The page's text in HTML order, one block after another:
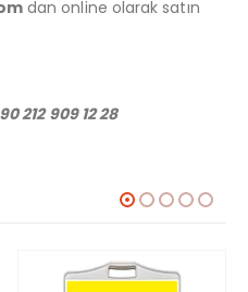
dan online olarak satın
212 909 12 28